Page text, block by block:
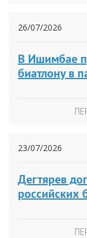
26/07/2026
В Ишимбае
биатлону в
23/07/2026
Дегтярев
российских